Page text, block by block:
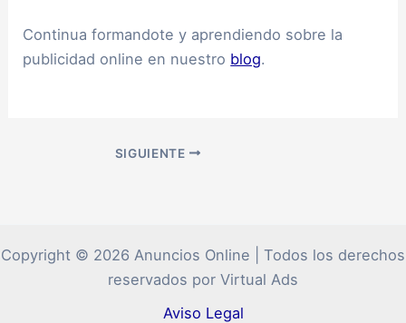
Continua formandote y aprendiendo sobre la
publicidad online en nuestro blog.
SIGUIENTE
Copyright © 2026 Anuncios Online | Todos los derechos
reservados por Virtual Ads
Aviso Legal